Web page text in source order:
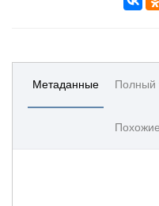
Метаданные Полный